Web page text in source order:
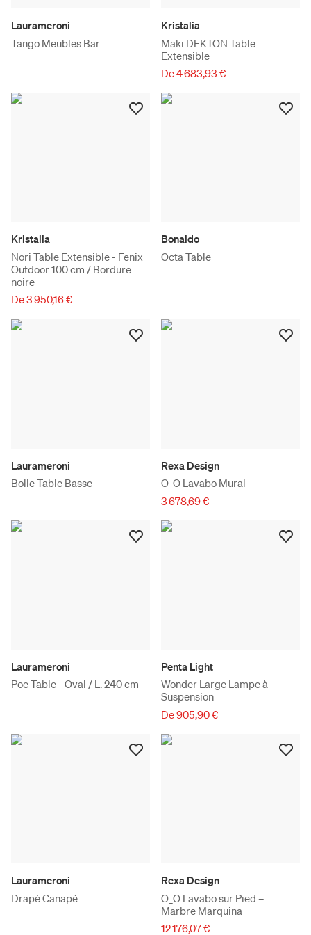
Laurameroni
Tango Meubles Bar
Kristalia
Maki DEKTON Table
Extensible
De 4 683,93 €
Kristalia
Nori Table Extensible - Fenix
Outdoor 100 cm / Bordure
noire
De 3 950,16 €
Bonaldo
Octa Table
Laurameroni
Bolle Table Basse
Rexa Design
O_O Lavabo Mural
3 678,69 €
Laurameroni
Poe Table - Oval / L. 240 cm
Penta Light
Wonder Large Lampe à
Suspension
De 905,90 €
Laurameroni
Drapè Canapé
Rexa Design
O_O Lavabo sur Pied –
Marbre Marquina
12 176,07 €